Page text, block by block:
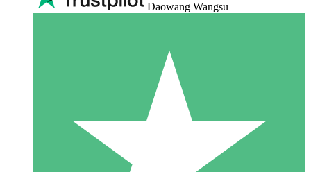
Daowang Wangsu